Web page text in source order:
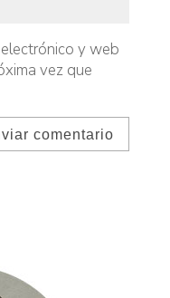
y web
vez que
comentario